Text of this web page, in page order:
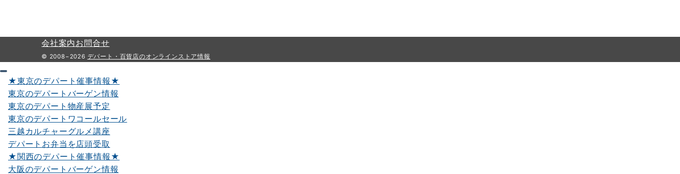
会社案内お問合せ
© 2008−2026 デパート・百貨店のオンラインストア情報
★東京のデパート催事情報★
東京のデパートバーゲン情報
東京のデパート物産展予定
東京のデパートワコールセール
三越カルチャーグルメ講座
デパートお弁当を店頭受取
★関西のデパート催事情報★
大阪のデパートバーゲン情報